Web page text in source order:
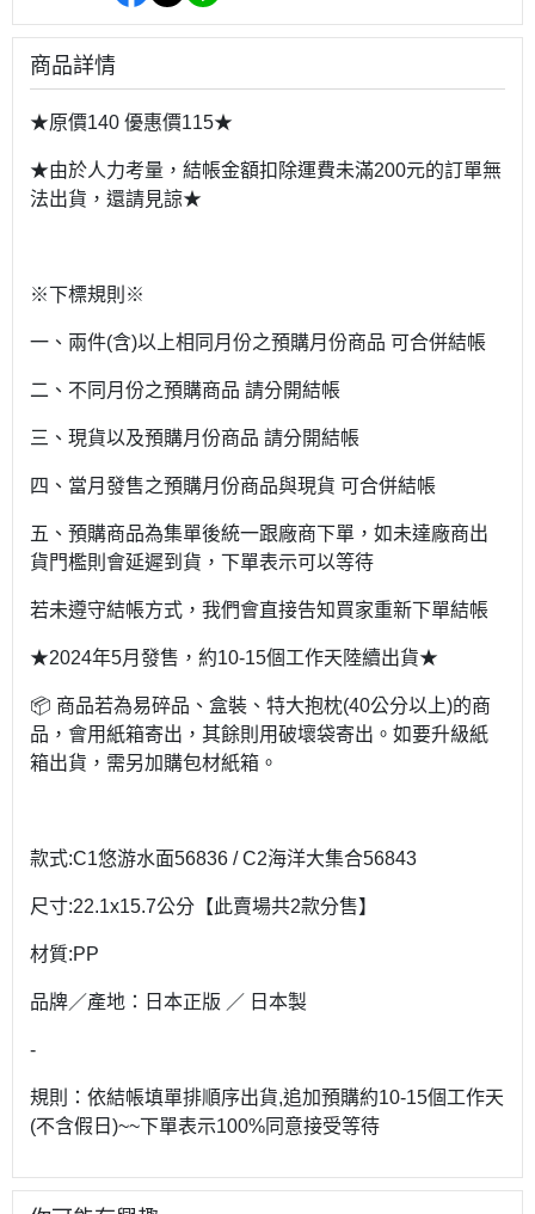
商品詳情
★原價140 優惠價115★
★由於人力考量，結帳金額扣除運費未滿200元的訂單無
法出貨，還請見諒★
※下標規則※
一、兩件(含)以上相同月份之預購月份商品 可合併結帳
二、不同月份之預購商品 請分開結帳
三、現貨以及預購月份商品 請分開結帳
四、當月發售之預購月份商品與現貨 可合併結帳
五、預購商品為集單後統一跟廠商下單，如未達廠商出
貨門檻則會延遲到貨，下單表示可以等待
若未遵守結帳方式，我們會直接告知買家重新下單結帳
★2024年5月發售，約10-15個工作天陸續出貨★
📦 商品若為易碎品、盒裝、特大抱枕(40公分以上)的商
品，會用紙箱寄出，其餘則用破壞袋寄出。如要升級紙
箱出貨，需另加購包材紙箱。
款式:C1悠游水面56836 / C2海洋大集合56843
尺寸:22.1x15.7公分【此賣場共2款分售】
材質:PP
品牌／產地：日本正版 ／ 日本製
-
規則：依結帳填單排順序出貨,追加預購約10-15個工作天
(不含假日)~~下單表示100%同意接受等待